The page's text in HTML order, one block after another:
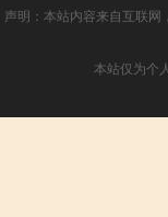
声明：本站内容来自互联
本站仅为个